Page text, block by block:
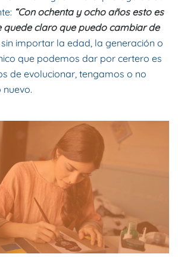
“Con ochenta y ocho años esto es
quede claro que puedo cambiar de
sin importar la edad, la generación o
que podemos dar por certero es
de evolucionar, tengamos o no